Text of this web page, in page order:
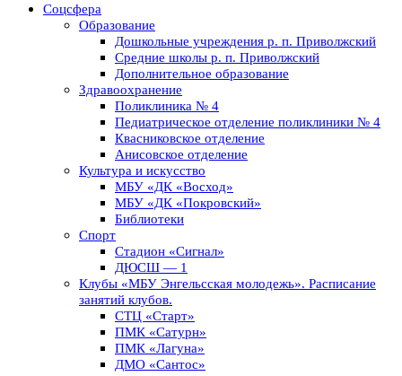
Соцсфера
Образование
Дошкольные учреждения р. п. Приволжский
Средние школы р. п. Приволжский
Дополнительное образование
Здравоохранение
Поликлиника № 4
Педиатрическое отделение поликлиники № 4
Квасниковское отделение
Анисовское отделение
Культура и искусство
МБУ «ДК «Восход»
МБУ «ДК «Покровский»
Библиотеки
Спорт
Стадион «Сигнал»
ДЮСШ — 1
Клубы «МБУ Энгельсская молодежь». Расписание
занятий клубов.
СТЦ «Старт»
ПМК «Сатурн»
ПМК «Лагуна»
ДМО «Сантос»